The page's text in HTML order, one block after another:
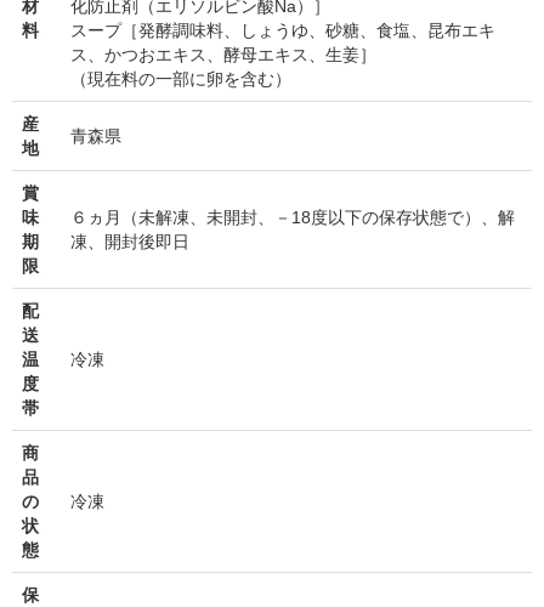
材
料
化防止剤（エリソルビン酸Na）］
スープ［発酵調味料、しょうゆ、砂糖、食塩、昆布エキ
ス、かつおエキス、酵母エキス、生姜］
（現在料の一部に卵を含む）
産
地
青森県
賞
味
期
限
６ヵ月（未解凍、未開封、－18度以下の保存状態で）、解
凍、開封後即日
配
送
温
度
帯
冷凍
商
品
の
状
態
冷凍
保